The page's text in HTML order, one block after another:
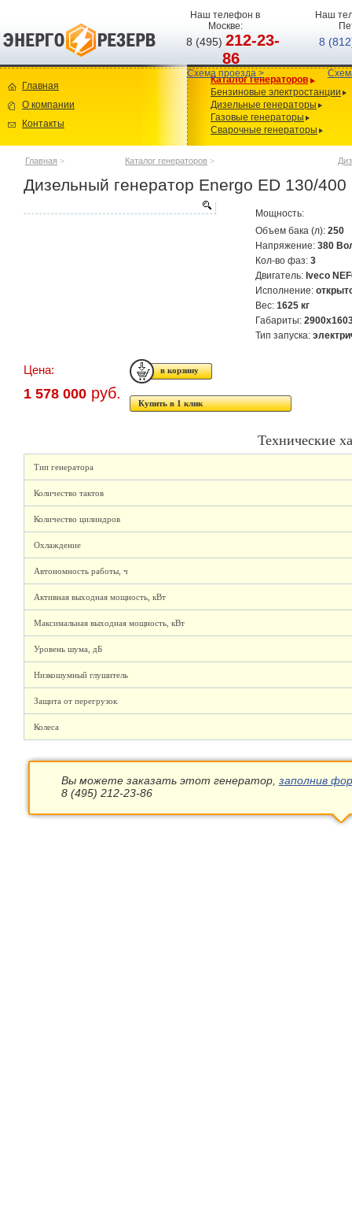
Наш телефон в
Москве:
8 (495)212-23-
86
Схема проезда >
Наш
8
Главная
О компании
Контакты
Каталог генераторов
Бензиновые электростанции
Дизельные генераторы
Газовые генераторы
Сварочные генераторы
Главная > Каталог генераторов >
Дизельный генератор Energo ED 130/400
Мощность:
Объем бака (л): 250
Напряжение: 380
Кол-во фаз: 3
Двигатель: Iveco
Исполнение:
Вес: 1625 кг
Габариты:
Тип запуска:
Цена:
1 578 000 руб.
Купить в 1 клик
Технические
Тип генератора
Количество тактов
Количество цилиндров
Охлаждение
Автономность работы, ч
Активная выходная мощность, кВт
Максимальная выходная мощность, кВт
Уровень шума, дБ
Низкошумный глушитель
Защита от перегрузок
Колеса
Вы можете заказать этот генератор, заполнив
8 (495) 212-23-86